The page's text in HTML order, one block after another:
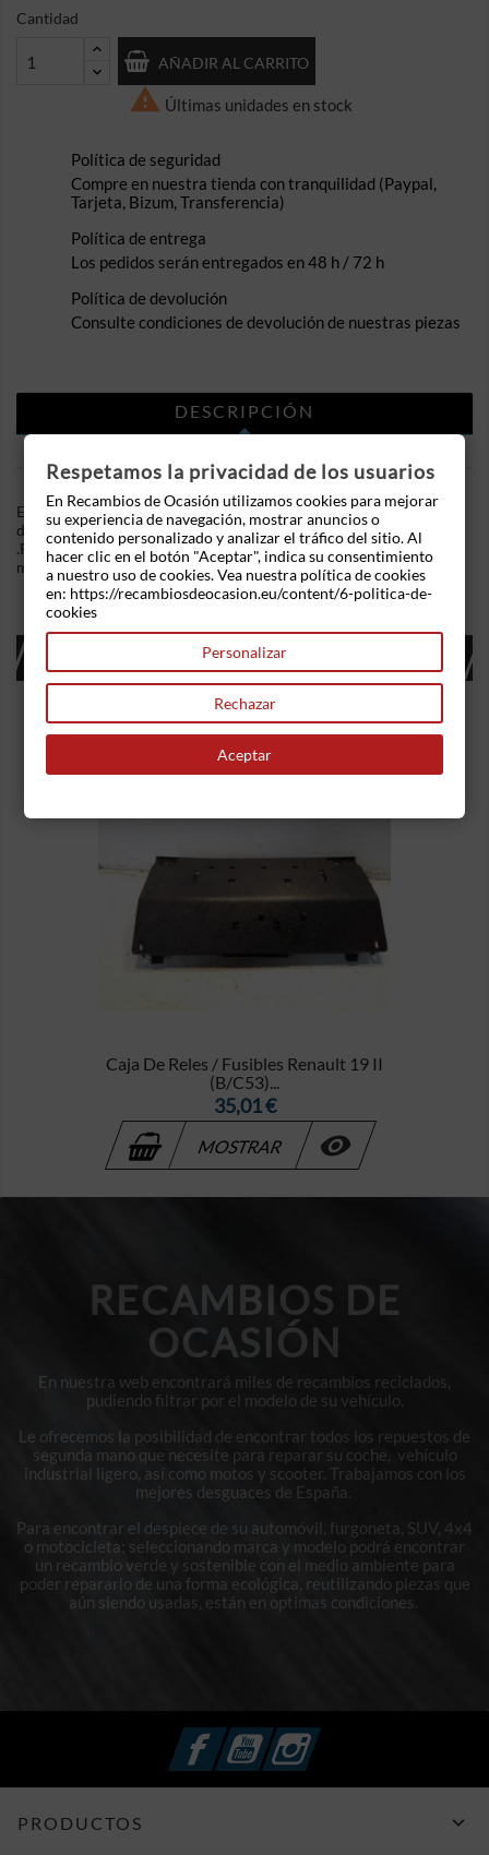
Cantidad
AÑADIR AL CARRITO
 Últimas unidades en stock
Política de seguridad
Compre en nuestra tienda con tranquilidad (Paypal,
Tarjeta, Bizum, Transferencia)
Política de entrega
Los pedidos serán entregados en 48 h / 72 h
Política de devolución
Consulte condiciones de devolución de nuestras piezas
DESCRIPCIÓN
En Recambios de Ocasion disponemos de Cerradura puerta
delantera izquierda Renault Clio II Furgón (SB0/1/2_) 1.5 dCi
.Referencia Interna: 02241119089223. Ademas, disponemos de
mas recambios, si tiene cualquier duda consultenos.
16 OTROS PRODUCTOS EN LA MISMA
CATEGORÍA:
Caja De Reles / Fusibles Renault 19 II
(B/C53)...
Precio
35,01 €
MOSTRAR 
RECAMBIOS DE
OCASIÓN
En nuestra web encontrará miles de recambios reciclados,
pudiendo filtrar por el modelo de su vehículo.
Le ofrecemos la posibilidad de encontrar todos los repuestos de
segunda mano que necesite para reparar su coche, vehículo
industrial ligero, así como motos y scooter. Trabajamos con los
mejores desguaces de España.
Para encontrar el despiece de su automóvil, furgoneta, SUV, 4x4
o motocicleta; seleccionando marca y modelo podrá encontrar
un recambio verde y sostenible con el medio ambiente para
poder repararlo de una forma ecológica, reutilizando piezas que
aún siendo usadas, están en optimas condiciones.
FacebookYouTubeInstagram
PRODUCTOS 
Respetamos la privacidad de los usuarios
En Recambios de Ocasión utilizamos cookies para mejorar
su experiencia de navegación, mostrar anuncios o
contenido personalizado y analizar el tráfico del sitio. Al
hacer clic en el botón "Aceptar", indica su consentimiento
a nuestro uso de cookies. Vea nuestra política de cookies
en: https://recambiosdeocasion.eu/content/6-politica-de-
cookies
Personalizar
Rechazar
Aceptar